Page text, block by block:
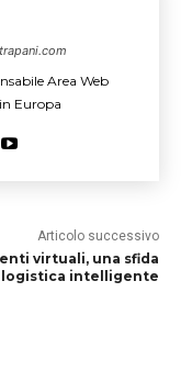
Area Web
Europa
Articolo successivo
virtuali, una sfida
logistica intelligente